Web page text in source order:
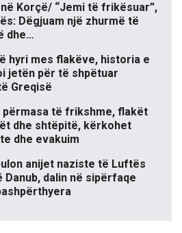
Korçë/ “Jemi të frikësuar”,
Dëgjuam një zhurmë të
dhe…
hyri mes flakëve, historia e
jetën për të shpëtuar
Greqisë
të frikshme, flakët
dhe shtëpitë, kërkohet
dhe evakuim
anijet naziste të Luftës
dalin në sipërfaqe